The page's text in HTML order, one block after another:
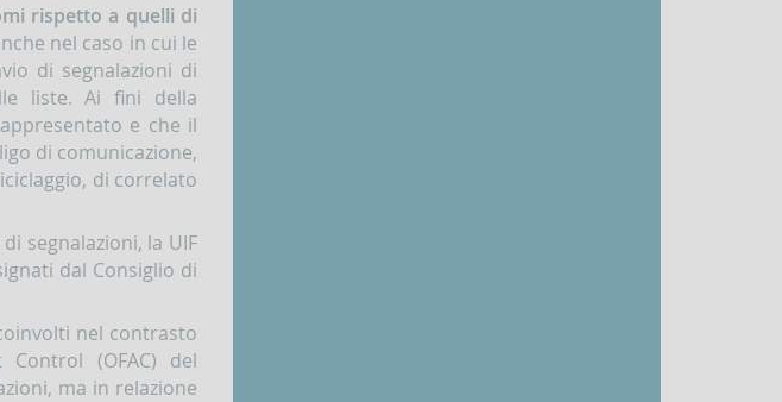
rispetto a quelli di
nel caso in cui le
di segnalazioni di
liste. Ai fini della
e che il
di comunicazione,
di correlato
segnalazioni, la UIF
dal Consiglio di
nel contrasto
(OFAC) del
ma in relazione